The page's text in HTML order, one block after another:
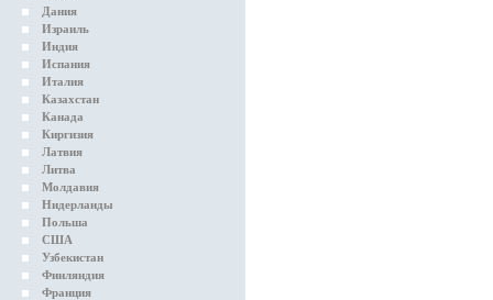
Дания
Израиль
Индия
Испания
Италия
Казахстан
Канада
Киргизия
Латвия
Литва
Молдавия
Нидерланды
Польша
США
Узбекистан
Финляндия
Франция